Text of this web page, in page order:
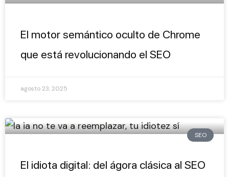
El motor semántico oculto de Chrome
que está revolucionando el SEO
agosto 23, 2025
SEO
El idiota digital: del ágora clásica al SEO